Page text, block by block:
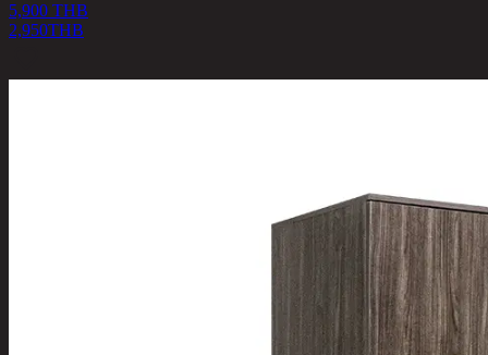
5,900 THB
2,950THB